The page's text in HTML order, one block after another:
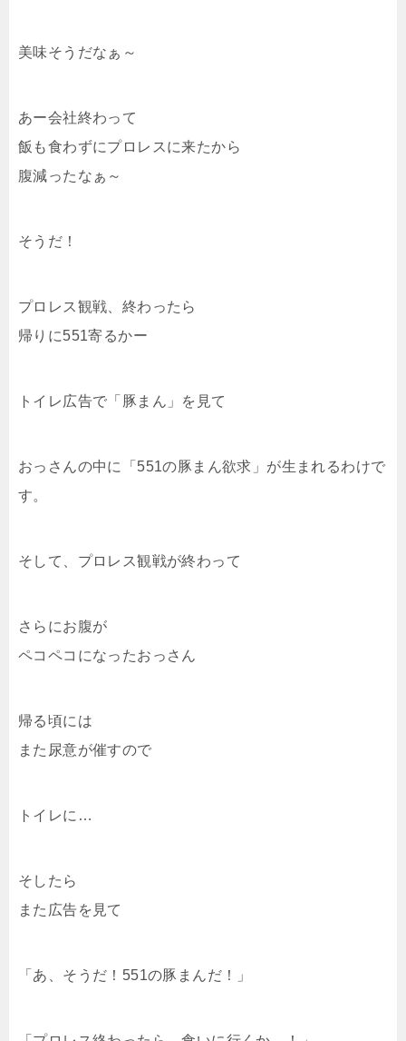
美味そうだなぁ～
あー会社終わって
飯も食わずにプロレスに来たから
腹減ったなぁ～
そうだ！
プロレス観戦、終わったら
帰りに551寄るかー
トイレ広告で「豚まん」を見て
おっさんの中に「551の豚まん欲求」が生まれるわけで
す。
そして、プロレス観戦が終わって
さらにお腹が
ペコペコになったおっさん
帰る頃には
また尿意が催すので
トイレに…
そしたら
また広告を見て
「あ、そうだ！551の豚まんだ！」